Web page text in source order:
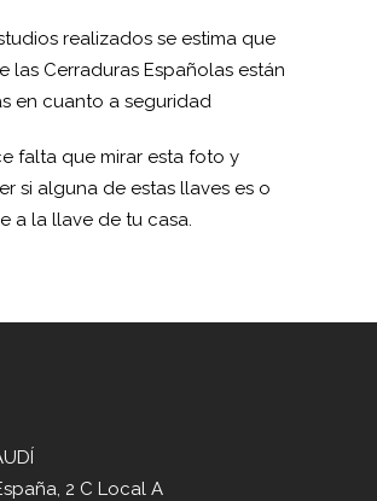
realizados se estima que
las Cerraduras Españolas están
en cuanto a seguridad
falta que mirar esta foto y
si alguna de estas llaves es o
a la llave de tu casa.
2 C Local A